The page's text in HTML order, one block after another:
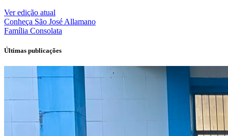
Ver edição atual
Conheça São José Allamano
Família Consolata
Últimas publicações